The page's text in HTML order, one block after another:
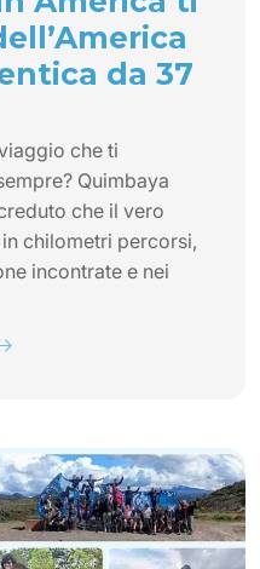
da 37
che ti
Quimbaya
che il vero
chilometri percorsi,
incontrate e nei